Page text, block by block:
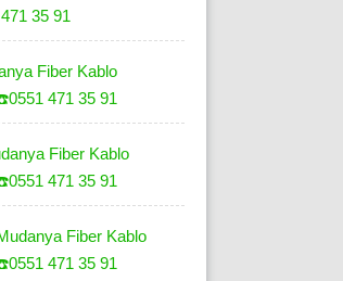
35 91
Fiber Kablo
471 35 91
Fiber Kablo
471 35 91
Fiber Kablo
471 35 91